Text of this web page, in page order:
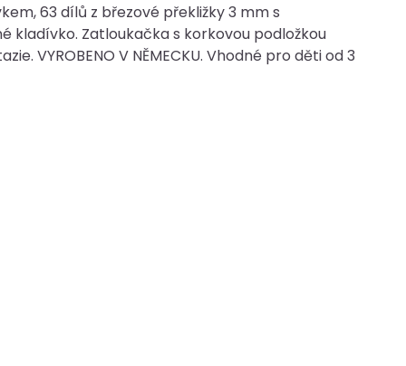
63 dílů z březové překližky 3 mm s
kladívko. Zatloukačka s korkovou podložkou
VYROBENO V NĚMECKU. Vhodné pro děti od 3